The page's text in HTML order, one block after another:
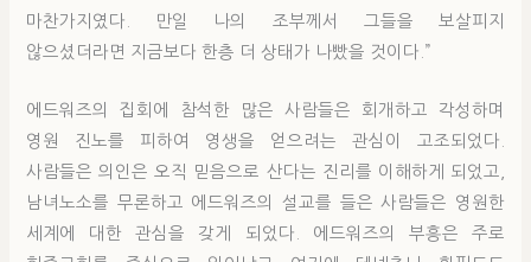
마찬가지였다. 만일 나의 조부께서 그들을 보살피지
않으셨더라면 지금보다 한층 더 상태가 나빴을 것이다.”
에드워즈의 집회에 참석한 많은 사람들은 회개하고 각성하며
영원 진노를 피하여 영생을 얻으려는 관심이 고조되었다.
사람들은 의인은 오직 믿음으로 산다는 진리를 이해하게 되었고,
남녀노소를 무론하고 에드워즈의 설교를 들은 사람들은 영원한
세계에 대한 관심을 갖게 되었다. 에드워즈의 부흥은 주로